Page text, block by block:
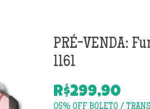
PRÉ-VENDA:
1161
R$299,90